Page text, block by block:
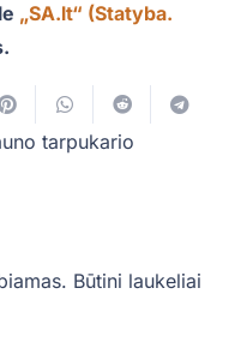
„SA.lt“ (Statyba.
tarpukario
Būtini laukeliai